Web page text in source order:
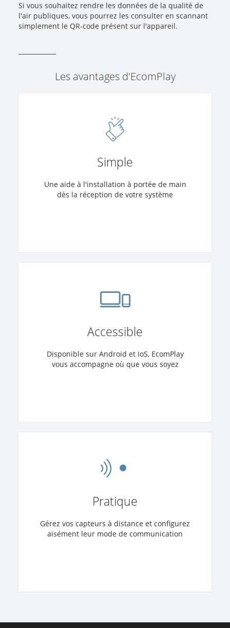
Si vous souhaitez rendre les données de la qualité de
l'air publiques, vous pourrez les consulter en scannant
simplement le QR-code présent sur l'appareil.
Les avantages d'EcomPlay
Simple
Une aide à l'installation à portée de main
dès la réception de votre système
Accessible
Disponible sur Android et IoS, EcomPlay
vous accompagne où que vous soyez
Pratique
Gérez vos capteurs à distance et configurez
aisément leur mode de communication